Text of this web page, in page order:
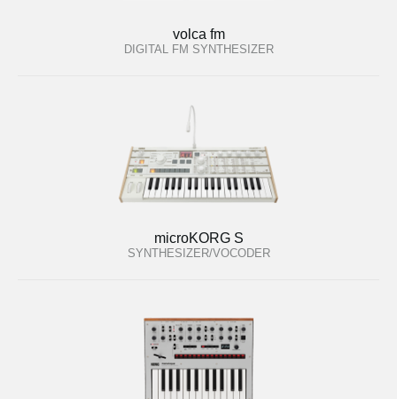
volca fm
DIGITAL FM SYNTHESIZER
microKORG S
SYNTHESIZER/VOCODER